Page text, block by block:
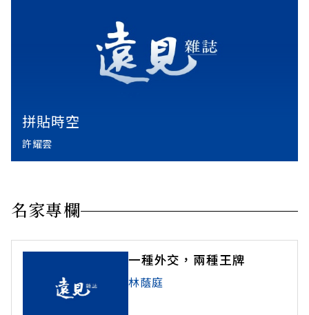
拼貼時空
許耀雲
名家專欄
一種外交，兩種王牌
林蔭庭